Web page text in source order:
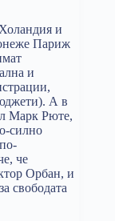
и
Париж
и
А в
Марк Рюте,
силно
че
Орбан, и
свободата